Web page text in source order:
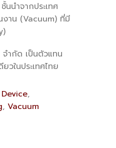
นำจากประเทศ
าน (Vacuum) ที่มี
ำกัด เป็นตัวแทน
ในประเทศไทย
,
, Vacuum